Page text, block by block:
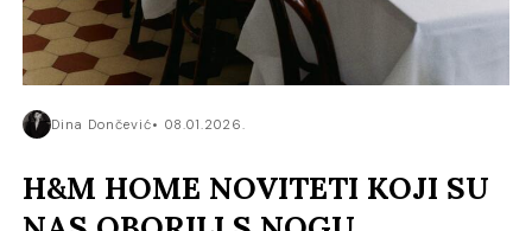
Dina Dončević 08.01.2026.
H&M HOME NOVITETI KOJI SU